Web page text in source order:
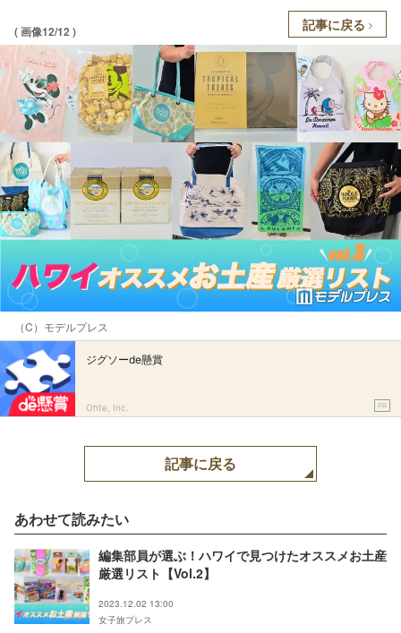
( 画像12/12 ) 記事に戻る
（C）モデルプレス
ジグソーde懸賞
Ohte, Inc. PR
記事に戻る
あわせて読みたい
編集部員が選ぶ！ハワイで見つけたオススメお土産
厳選リスト【Vol.2】
2023.12.02 13:00
女子旅プレス